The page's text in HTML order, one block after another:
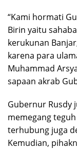
“Kami hormati
Birin yaitu
kerukunan
karena para
Muhammad
sapaan akrab
Gubernur Rusdy
memegang
terhubung juga
Kemudian,